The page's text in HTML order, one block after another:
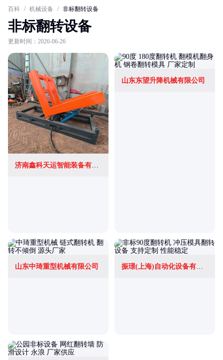
百科 / 机械设备 / 非标翻转设备
非标翻转设备
更新时间：2026-06-26
济南鑫科天运智能装备有限公司
山东东望升降机械有限公司
山东中琦重型机械有限公司 振璟(上海)自动化设备有限公司